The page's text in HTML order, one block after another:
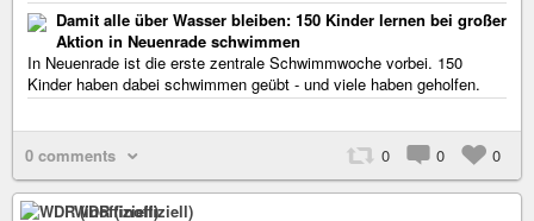
Damit alle über Wasser bleiben: 150 Kinder lernen bei großer
Aktion in Neuenrade schwimmen
In Neuenrade ist die erste zentrale Schwimmwoche vorbei. 150
Kinder haben dabei schwimmen geübt - und viele haben geholfen.
0 comments 0 0 0
WDR (inoffiziell)